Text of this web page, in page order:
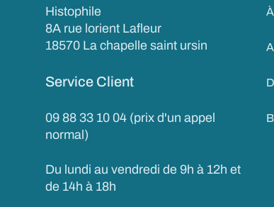
Histophile
8A rue lorient Lafleur
18570 La chapelle saint ursin
Service Client
09 88 33 10 04 (prix d'un appel
normal)
Du lundi au vendredi de 9h à 12h et
de 14h à 18h